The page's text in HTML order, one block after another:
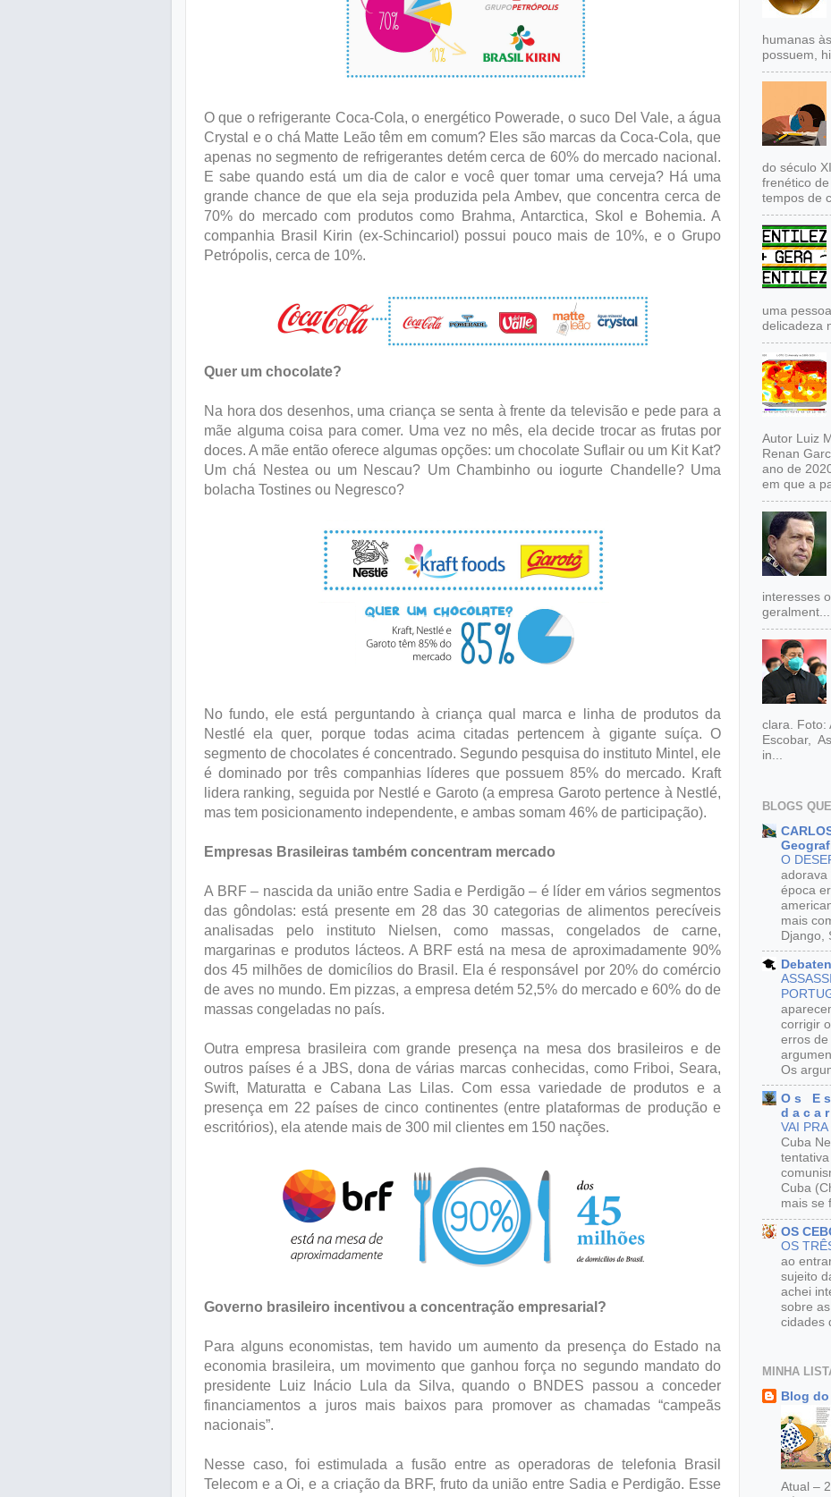
O que o refrigerante Coca-Cola, o energético Powerade, o suco Del Vale, a água
Crystal e o chá Matte Leão têm em comum? Eles são marcas da Coca-Cola, que
apenas no segmento de refrigerantes detém cerca de 60% do mercado nacional.
E sabe quando está um dia de calor e você quer tomar uma cerveja? Há uma
grande chance de que ela seja produzida pela Ambev, que concentra cerca de
70% do mercado com produtos como Brahma, Antarctica, Skol e Bohemia. A
companhia Brasil Kirin (ex-Schincariol) possui pouco mais de 10%, e o Grupo
Petrópolis, cerca de 10%.
Quer um chocolate?
Na hora dos desenhos, uma criança se senta à frente da televisão e pede para a
mãe alguma coisa para comer. Uma vez no mês, ela decide trocar as frutas por
doces. A mãe então oferece algumas opções: um chocolate Suflair ou um Kit Kat?
Um chá Nestea ou um Nescau? Um Chambinho ou iogurte Chandelle? Uma
bolacha Tostines ou Negresco?
No fundo, ele está perguntando à criança qual marca e linha de produtos da
Nestlé ela quer, porque todas acima citadas pertencem à gigante suíça. O
segmento de chocolates é concentrado. Segundo pesquisa do instituto Mintel, ele
é dominado por três companhias líderes que possuem 85% do mercado. Kraft
lidera ranking, seguida por Nestlé e Garoto (a empresa Garoto pertence à Nestlé,
mas tem posicionamento independente, e ambas somam 46% de participação).
Empresas Brasileiras também concentram mercado
A BRF – nascida da união entre Sadia e Perdigão – é líder em vários segmentos
das gôndolas: está presente em 28 das 30 categorias de alimentos perecíveis
analisadas pelo instituto Nielsen, como massas, congelados de carne,
margarinas e produtos lácteos. A BRF está na mesa de aproximadamente 90%
dos 45 milhões de domicílios do Brasil. Ela é responsável por 20% do comércio
de aves no mundo. Em pizzas, a empresa detém 52,5% do mercado e 60% do de
massas congeladas no país.
Outra empresa brasileira com grande presença na mesa dos brasileiros e de
outros países é a JBS, dona de várias marcas conhecidas, como Friboi, Seara,
Swift, Maturatta e Cabana Las Lilas. Com essa variedade de produtos e a
presença em 22 países de cinco continentes (entre plataformas de produção e
escritórios), ela atende mais de 300 mil clientes em 150 nações.
Governo brasileiro incentivou a concentração empresarial?
Para alguns economistas, tem havido um aumento da presença do Estado na
economia brasileira, um movimento que ganhou força no segundo mandato do
presidente Luiz Inácio Lula da Silva, quando o BNDES passou a conceder
financiamentos a juros mais baixos para promover as chamadas “campeãs
nacionais”.
Nesse caso, foi estimulada a fusão entre as operadoras de telefonia Brasil
Telecom e a Oi, e a criação da BRF, fruto da união entre Sadia e Perdigão. Esse
humanas
possuem,
do século
frenético
tempos de
uma
delicadeza
Autor Luiz
Renan
ano de
em que a
interesses
geralment...
clara. Foto:
Escobar,
in...
BLOGS
O
adorava
época
mais
Django,
corrigir
erros de
Os
O s E
d a c a
VAI
Cuba
Cuba
mais se
OS
OS
ao
sujeito
achei
sobre
cidades
MINHA
Blog
Atual –